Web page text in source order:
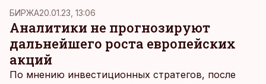
сейчас инвестировать, чтобы не пропустить
следующий бычий рынок.
БИРЖА20.01.23, 13:06
Аналитики не прогнозируют
дальнейшего роста европейских
акций
По мнению инвестиционных стратегов, после